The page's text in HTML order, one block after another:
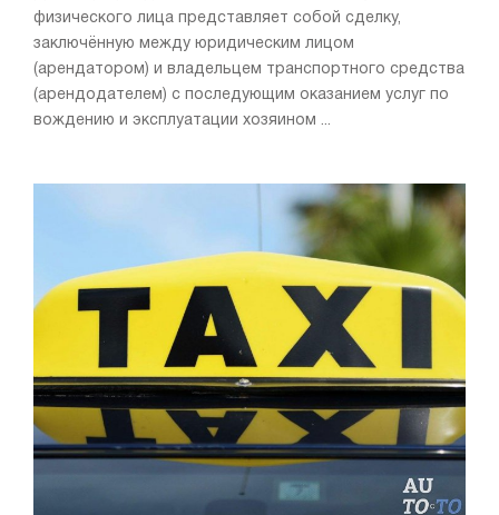
физического лица представляет собой сделку,
заключённую между юридическим лицом
(арендатором) и владельцем транспортного средства
(арендодателем) с последующим оказанием услуг по
вождению и эксплуатации хозяином ...